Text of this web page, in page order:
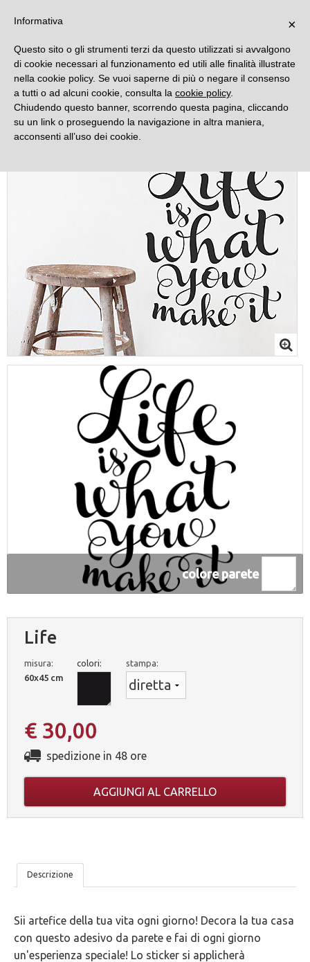
colore parete
Life
misura:
60x45 cm
colori: stampa:
€ 30,00
spedizione in 48 ore
AGGIUNGI AL CARRELLO
LE
GARANZIE
Descrizione
Sii artefice della tua vita ogni giorno! Decora la tua casa
con questo adesivo da parete e fai di ogni giorno
un'esperienza speciale! Lo sticker si applicherà
×
Informativa
Questo sito o gli strumenti terzi da questo utilizzati si avvalgono
di cookie necessari al funzionamento ed utili alle finalità illustrate
nella cookie policy. Se vuoi saperne di più o negare il consenso
a tutti o ad alcuni cookie, consulta la cookie policy.
Chiudendo questo banner, scorrendo questa pagina, cliccando
su un link o proseguendo la navigazione in altra maniera,
acconsenti all’uso dei cookie.